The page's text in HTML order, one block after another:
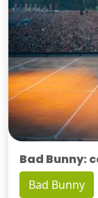
Bad Bunny:
Bad Bunny